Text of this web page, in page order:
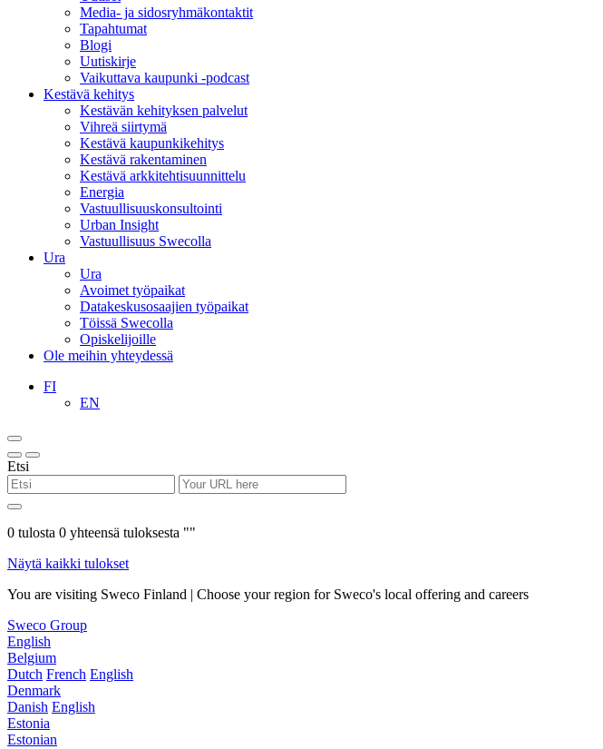
Media- ja sidosryhmäkontaktit
Tapahtumat
Blogi
Uutiskirje
Vaikuttava kaupunki -podcast
Kestävä kehitys
Kestävän kehityksen palvelut
Vihreä siirtymä
Kestävä kaupunkikehitys
Kestävä rakentaminen
Kestävä arkkitehtisuunnittelu
Energia
Vastuullisuuskonsultointi
Urban Insight
Vastuullisuus Swecolla
Ura
Ura
Avoimet työpaikat
Datakeskusosaajien työpaikat
Töissä Swecolla
Opiskelijoille
Ole meihin yhteydessä
FI
EN
Etsi
0 tulosta 0 yhteensä tuloksesta ""
Näytä kaikki tulokset
You are visiting Sweco Finland | Choose your region for Sweco's local offering and careers
Sweco Group
English
Belgium
Dutch French English
Denmark
Danish English
Estonia
Estonian